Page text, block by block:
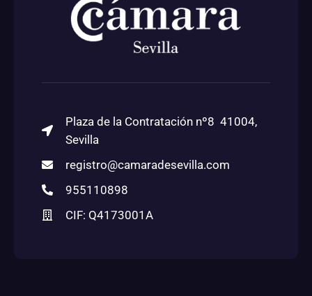
Plaza de la Contratación nº8 41004,
Sevilla
registro@camaradesevilla.com
955110898
CIF: Q4173001A